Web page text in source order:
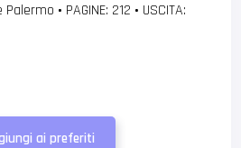
Palermo • PAGINE: 212 • USCITA:
ai preferiti